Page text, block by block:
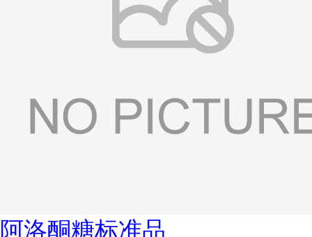
阿洛酮糖标准品